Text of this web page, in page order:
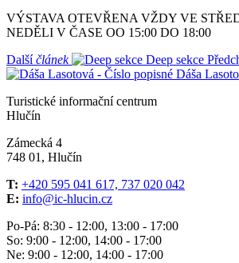
VÝSTAVA OTEVŘENA VŽDY VE
NEDĚLI V ČASE OO 15:00 DO 18:00
Dalšíčlánek Deep sekce
Dáša
Turistické informační centrum
Hlučín
Zámecká 4
748 01, Hlučín
T: +420 595 041 617, 737 020 042
E: info@ic-hlucin.cz
Po-Pá: 8:30 - 12:00, 13:00 - 17:00
So: 9:00 - 12:00, 14:00 - 17:00
Ne: 9:00 - 12:00, 14:00 - 17:00